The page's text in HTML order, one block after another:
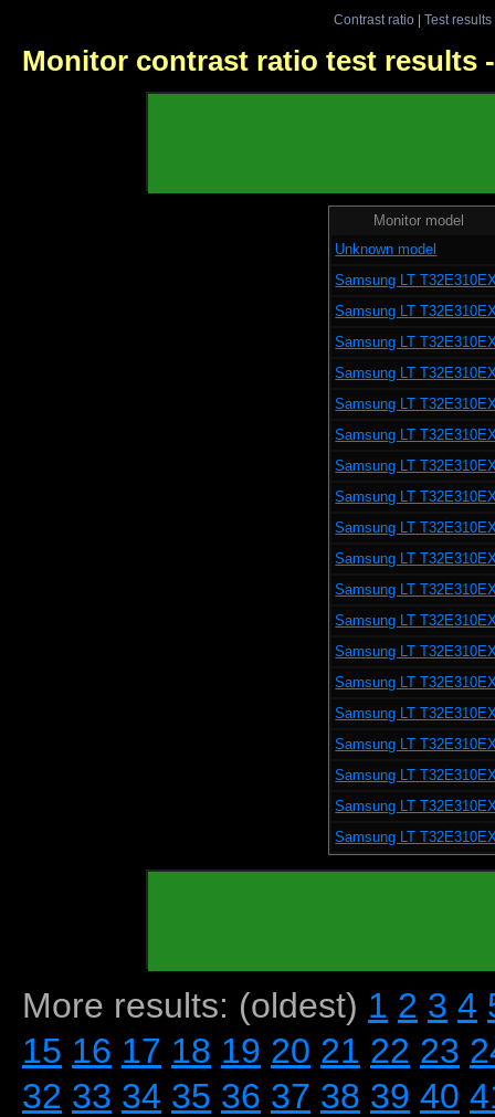
Contrast ratio| Test results
Monitor contrast ratio test results
Monitor model
Unknown model
Samsung LT
Samsung LT
Samsung LT
Samsung LT
Samsung LT
Samsung LT
Samsung LT
Samsung LT
Samsung LT
Samsung LT
Samsung LT
Samsung LT
Samsung LT
Samsung LT
Samsung LT
Samsung LT
Samsung LT
Samsung LT
Samsung LT
More results: (oldest) 1 2 3 4
15 16 17 18 19 20 21 22 23
32 33 34 35 36 37 38 39 40